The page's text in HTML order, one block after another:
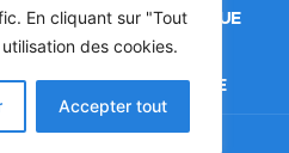
En cliquant sur "Tout
des cookies.
Accepter tout
POLITIQUE
SOCIÉTÉ
CULTURE